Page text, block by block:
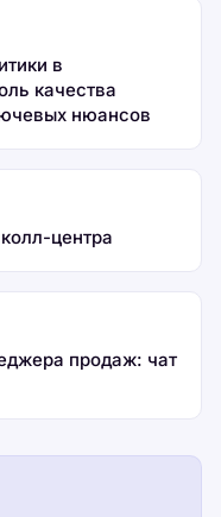
в
качества
нюансов
центра
продаж: чат